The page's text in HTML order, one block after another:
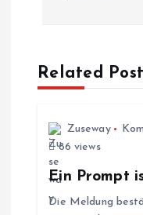
a
Related
Zuseway
86 views
Ein Prompt
Die Meldung